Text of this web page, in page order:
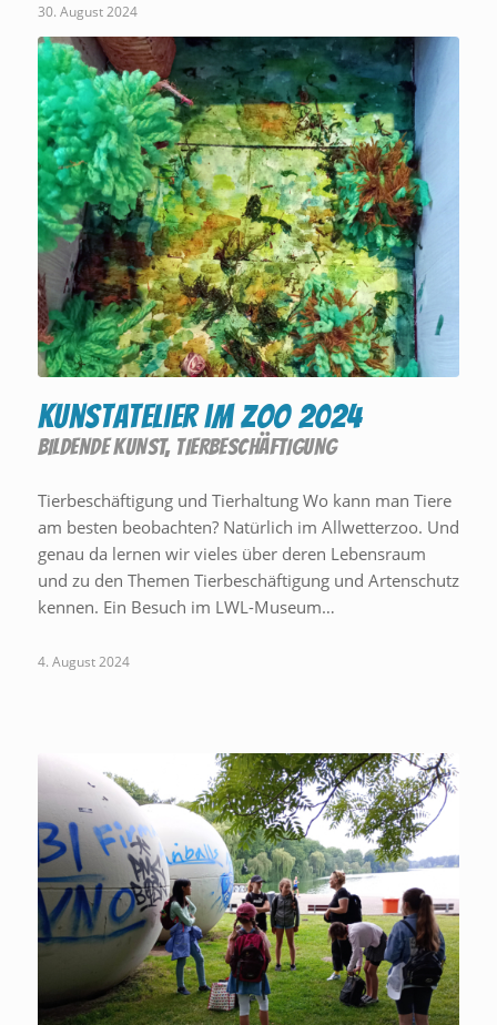
30. August 2024
Kunstatelier im Zoo 2024
BILDENDE KUNST, TIERBESCHÄFTIGUNG
Tierbeschäftigung und Tierhaltung Wo kann man Tiere
am besten beobachten? Natürlich im Allwetterzoo. Und
genau da lernen wir vieles über deren Lebensraum
und zu den Themen Tierbeschäftigung und Artenschutz
kennen. Ein Besuch im LWL-Museum…
4. August 2024